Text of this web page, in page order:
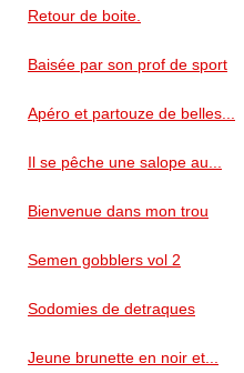
Retour de boite.
Baisée par son prof de sport
Apéro et partouze de belles...
Il se pêche une salope au...
Bienvenue dans mon trou
Semen gobblers vol 2
Sodomies de detraques
Jeune brunette en noir et...